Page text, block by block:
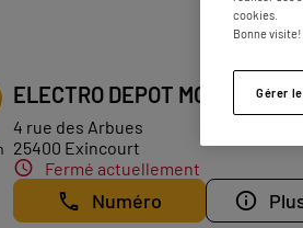
2
ELECTRO DEPOT
4 rue des Arbues
25400 Exincourt
Fermé actuellement
Numéro
cookies.
Bonne visite!
Gérer